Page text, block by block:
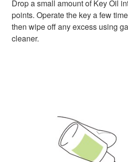
Drop a small amount of Key Oil
points. Operate the key a few
then wipe off any excess using
cleaner.